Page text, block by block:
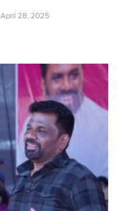
April 28, 2025